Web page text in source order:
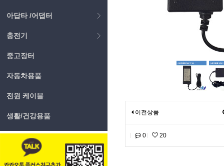
아답타 /어댑터
충전기
중고장터
자동차용품
전원 케이블
생활/건강용품 이전상품
0 20